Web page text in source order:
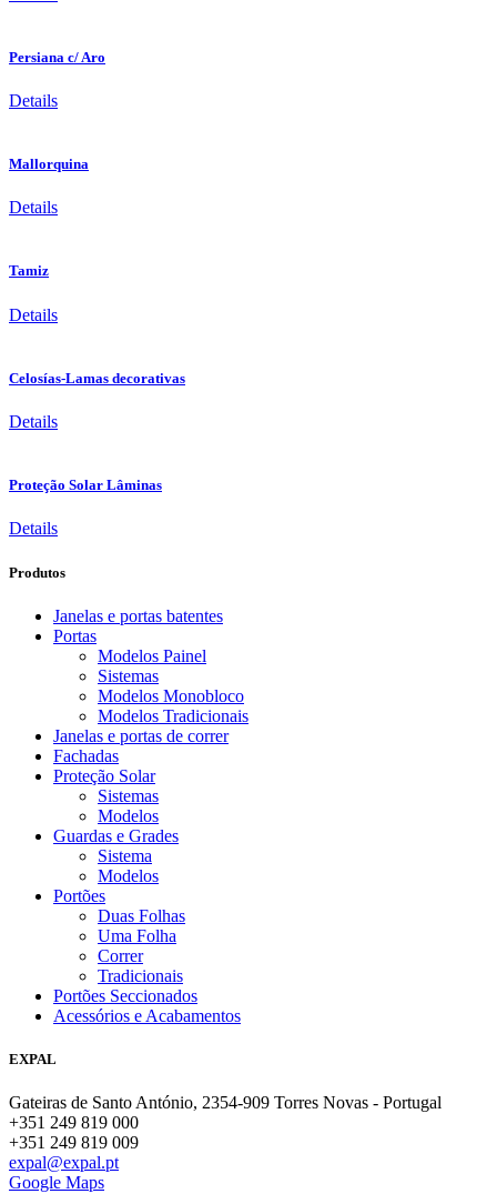
Persiana c/ Aro
Details
Mallorquina
Details
Tamiz
Details
Celosías-Lamas decorativas
Details
Proteção Solar Lâminas
Details
Produtos
Janelas e portas batentes
Portas
Modelos Painel
Sistemas
Modelos Monobloco
Modelos Tradicionais
Janelas e portas de correr
Fachadas
Proteção Solar
Sistemas
Modelos
Guardas e Grades
Sistema
Modelos
Portões
Duas Folhas
Uma Folha
Correr
Tradicionais
Portões Seccionados
Acessórios e Acabamentos
EXPAL
Gateiras de Santo António, 2354-909 Torres Novas - Portugal
+351 249 819 000
+351 249 819 009
expal@expal.pt
Google Maps